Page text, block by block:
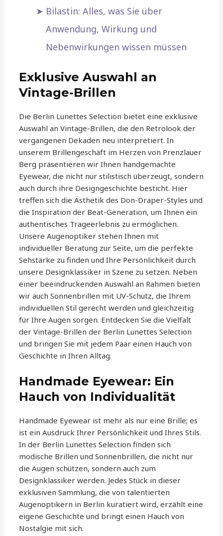
Bilastin: Alles, was Sie über
Anwendung, Wirkung und
Nebenwirkungen wissen müssen
Exklusive Auswahl an
Vintage-Brillen
Die Berlin Lunettes Selection bietet eine exklusive
Auswahl an Vintage-Brillen, die den Retrolook der
vergangenen Dekaden neu interpretiert. In
unserem Brillengeschäft im Herzen von Prenzlauer
Berg präsentieren wir Ihnen handgemachte
Eyewear, die nicht nur stilistisch überzeugt, sondern
auch durch ihre Designgeschichte besticht. Hier
treffen sich die Ästhetik des Don-Draper-Styles und
die Inspiration der Beat-Generation, um Ihnen ein
authentisches Trageerlebnis zu ermöglichen.
Unsere Augenoptiker stehen Ihnen mit
individueller Beratung zur Seite, um die perfekte
Sehstärke zu finden und Ihre Persönlichkeit durch
unsere Designklassiker in Szene zu setzen. Neben
einer beeindruckenden Auswahl an Rahmen bieten
wir auch Sonnenbrillen mit UV-Schutz, die Ihrem
individuellen Stil gerecht werden und gleichzeitig
für Ihre Augen sorgen. Entdecken Sie die Vielfalt
der Vintage-Brillen der Berlin Lunettes Selection
und bringen Sie mit jedem Paar einen Hauch von
Geschichte in Ihren Alltag.
Handmade Eyewear: Ein
Hauch von Individualität
Handmade Eyewear ist mehr als nur eine Brille; es
ist ein Ausdruck Ihrer Persönlichkeit und Ihres Stils.
In der Berlin Lunettes Selection finden sich
modische Brillen und Sonnenbrillen, die nicht nur
die Augen schützen, sondern auch zum
Designklassiker werden. Jedes Stück in dieser
exklusiven Sammlung, die von talentierten
Augenoptikern in Berlin kuratiert wird, erzählt eine
eigene Geschichte und bringt einen Hauch von
Nostalgie mit sich.